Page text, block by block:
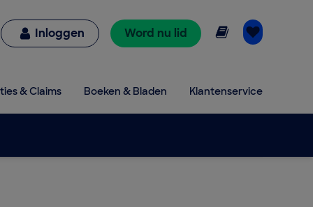
Inloggen Word nu lid Online lezen
& Claims Boeken & Bladen Klantenservice